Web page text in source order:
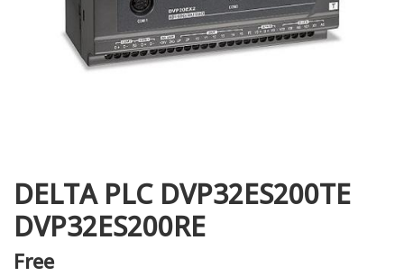
DELTA PLC DVP32ES200TE
DVP32ES200RE
Free